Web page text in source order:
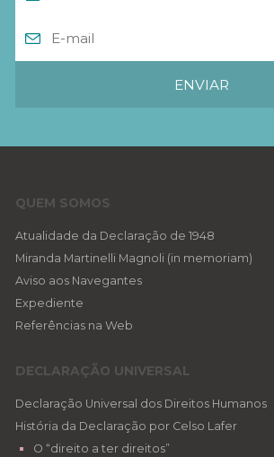
QUEM SOMOS
Atualidade da Declaração de 1948
Miranda Martinelli Magnoli (in memoriam)
Aviso aos Navegantes
Expediente
Referências na Web
DECLARAÇÃO UNIVERSAL
Declaração Universal dos Direitos Humanos
História da Declaração por Celso Lafer
O “direito a ter direitos”